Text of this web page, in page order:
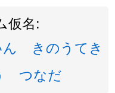
仮名:
きのうてき
つなだ